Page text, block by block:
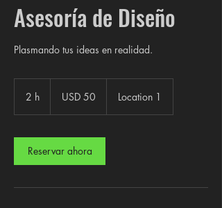
Asesoría de Diseño
Plasmando tus ideas en realidad.
2 h
estadounidenses
USD 50 Location 1
Reservar ahora